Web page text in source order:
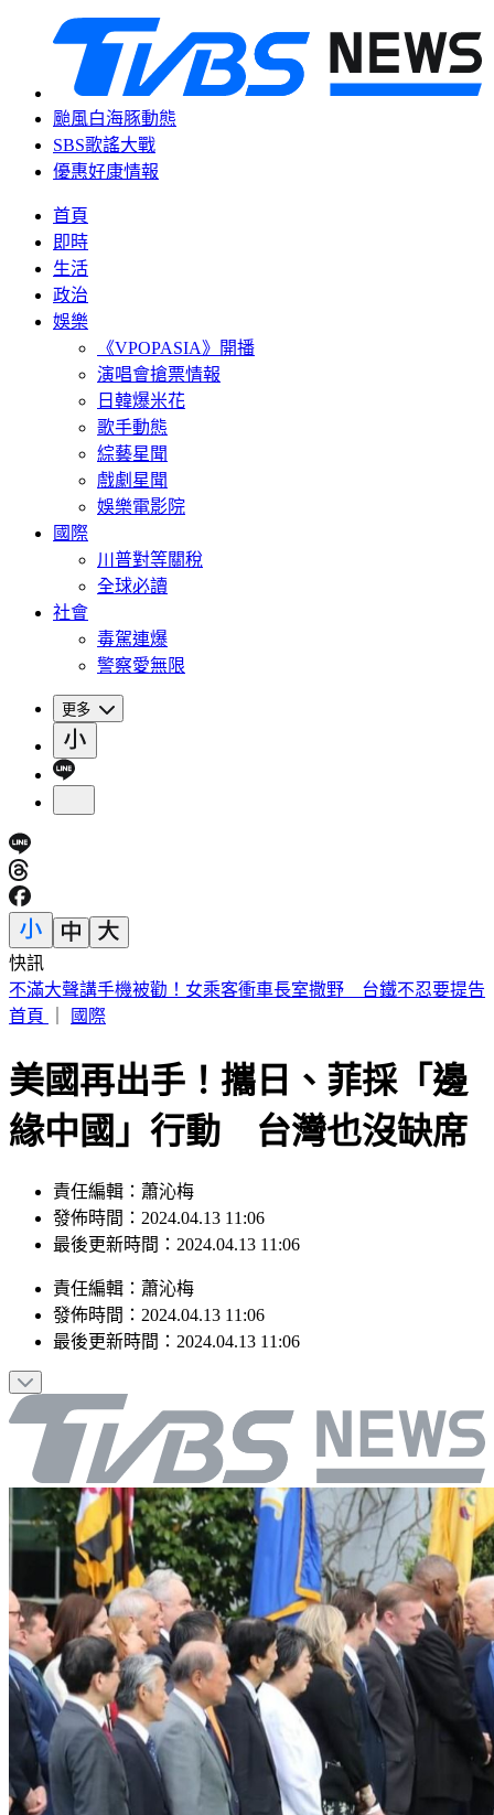
颱風白海豚動態
SBS歌謠大戰
優惠好康情報
首頁
即時
生活
政治
娛樂
《VPOPASIA》開播
演唱會搶票情報
日韓爆米花
歌手動態
綜藝星聞
戲劇星聞
娛樂電影院
國際
川普對等關稅
全球必讀
社會
毒駕連爆
警察愛無限
更多
快訊
白海豚減弱為輕颱 暴風圈逐漸縮小
首頁
國際
美國再出手！攜日、菲採「邊
緣中國」行動 台灣也沒缺席
責任編輯：蕭沁梅
發佈時間：2024.04.13 11:06
最後更新時間：2024.04.13 11:06
責任編輯 ： 蕭沁梅
發佈時間： 2024.04.13 11:06
最後更新時間： 2024.04.13 11:06